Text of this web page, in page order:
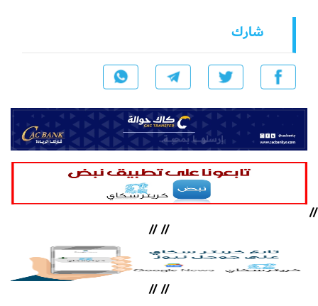
شارك
//
//
//
//
//